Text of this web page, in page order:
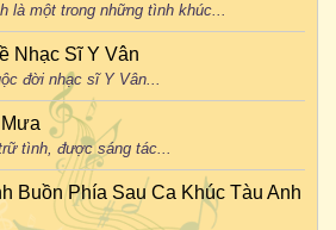
là một trong những tình khúc...
Nhạc Sĩ Y Vân
đời nhạc sĩ Y Vân...
tình, được sáng tác...
Buồn Phía Sau Ca Khúc Tàu Anh